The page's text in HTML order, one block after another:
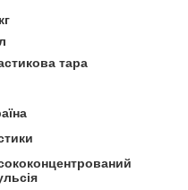
тара